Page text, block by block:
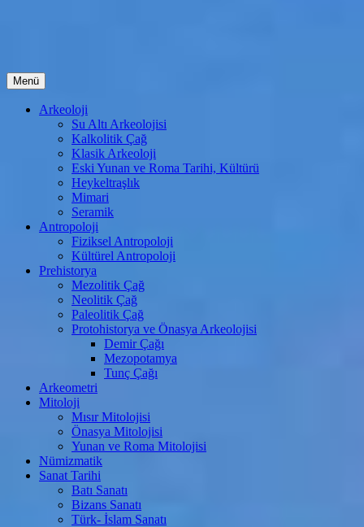
Menü İçeriğe
atla
Arkeoloji
Su Altı Arkeolojisi
Kalkolitik Çağ
Klasik Arkeoloji
Eski Yunan ve Roma Tarihi, Kültürü
Heykeltraşlık
Mimari
Seramik
Antropoloji
Fiziksel Antropoloji
Kültürel Antropoloji
Prehistorya
Mezolitik Çağ
Neolitik Çağ
Paleolitik Çağ
Protohistorya ve Önasya Arkeolojisi
Demir Çağı
Mezopotamya
Tunç Çağı
Arkeometri
Mitoloji
Mısır Mitolojisi
Önasya Mitolojisi
Yunan ve Roma Mitolojisi
Nümizmatik
Sanat Tarihi
Batı Sanatı
Bizans Sanatı
Türk- İslam Sanatı